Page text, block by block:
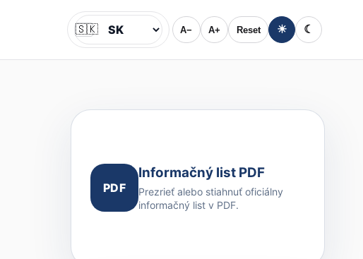
Jazyk
🇸🇰 A− A+ Reset ☀ ☾
PDF
Informačný list PDF
Prezrieť alebo stiahnuť oficiálny
informačný list v PDF.